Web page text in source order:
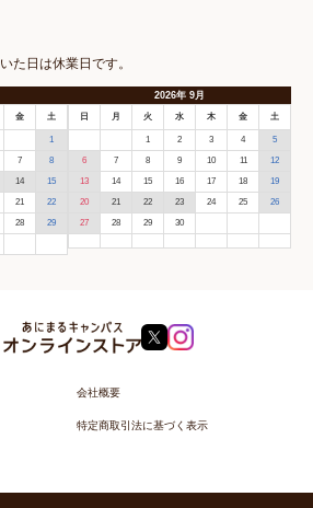
た日は休業日です。
金 土
1
7 8
14 15
21 22
28 29
2026年9月
日 月 火 水 木 金 土
1 2 3 4 5
6 7 8 9 10 11 12
13 14 15 16 17 18 19
20 21 22 23 24 25 26
27 28 29 30
会社概要
特定商取引法に基づく表示